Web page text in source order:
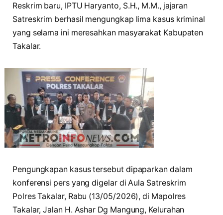
Reskrim baru, IPTU Haryanto, S.H., M.M., jajaran
Satreskrim berhasil mengungkap lima kasus kriminal
yang selama ini meresahkan masyarakat Kabupaten
Takalar.
Pengungkapan kasus tersebut dipaparkan dalam
konferensi pers yang digelar di Aula Satreskrim
Polres Takalar, Rabu (13/05/2026), di Mapolres
Takalar, Jalan H. Ashar Dg Mangung, Kelurahan